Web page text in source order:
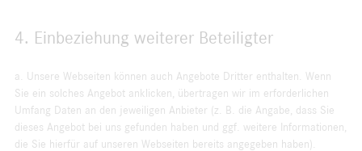
4. Einbeziehung weiterer Beteiligter
a. Unsere Webseiten können auch Angebote Dritter enthalten. Wenn
Sie ein solches Angebot anklicken, übertragen wir im erforderlichen
Umfang Daten an den jeweiligen Anbieter (z. B. die Angabe, dass Sie
dieses Angebot bei uns gefunden haben und ggf. weitere Informationen,
die Sie hierfür auf unseren Webseiten bereits angegeben haben).